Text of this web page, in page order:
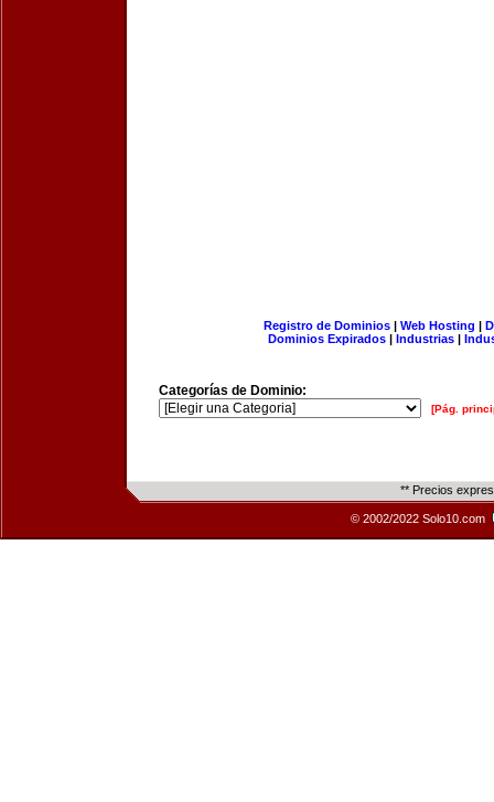
Registro de Dominios| Web Hosting |
Dominios Expirados | Industrias |
Categorías de Dominio:
[Pág.
** Precios
© 2002/2022 Solo10.com